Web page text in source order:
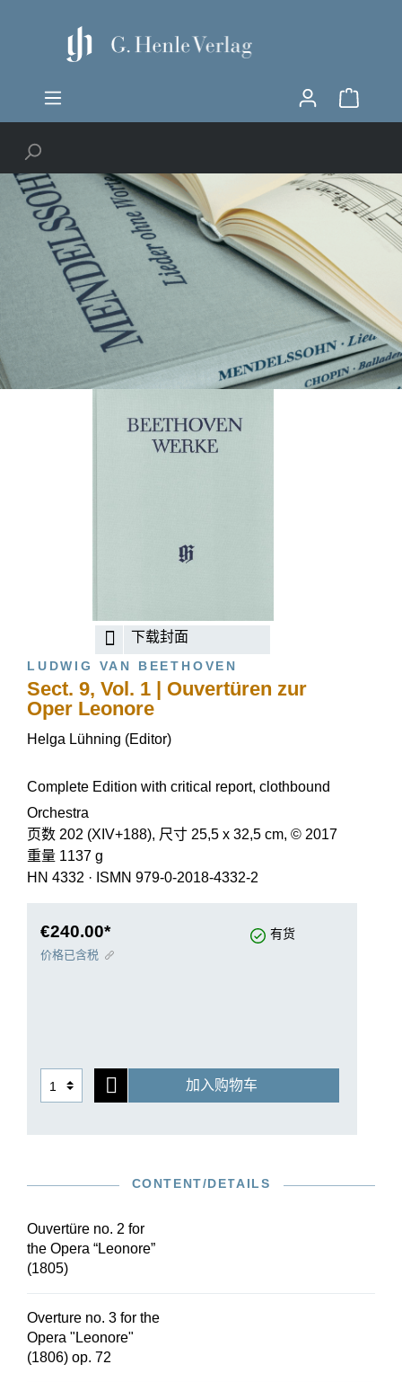
下载封面
LUDWIG VAN BEETHOVEN
Sect. 9, Vol. 1 | Ouvertüren zur
Oper Leonore
Helga Lühning (Editor)
Complete Edition with critical report, clothbound
Orchestra
页数 202 (XIV+188), 尺寸 25,5 x 32,5 cm, © 2017
重量 1137 g
HN 4332 · ISMN 979-0-2018-4332-2
€240.00* 有货
价格已含税
加入购物车
CONTENT/DETAILS
Ouvertüre no. 2 for
the Opera “Leonore”
(1805)
Overture no. 3 for the
Opera "Leonore"
(1806) op. 72